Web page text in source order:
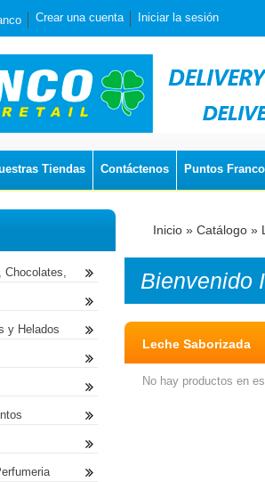
Crear una cuenta Iniciar la sesión
Tiendas Contáctenos Puntos Franco
Inicio » Catálogo »
Bienvenido
Leche Saborizada
No hay productos en
Chocolates,
y Helados